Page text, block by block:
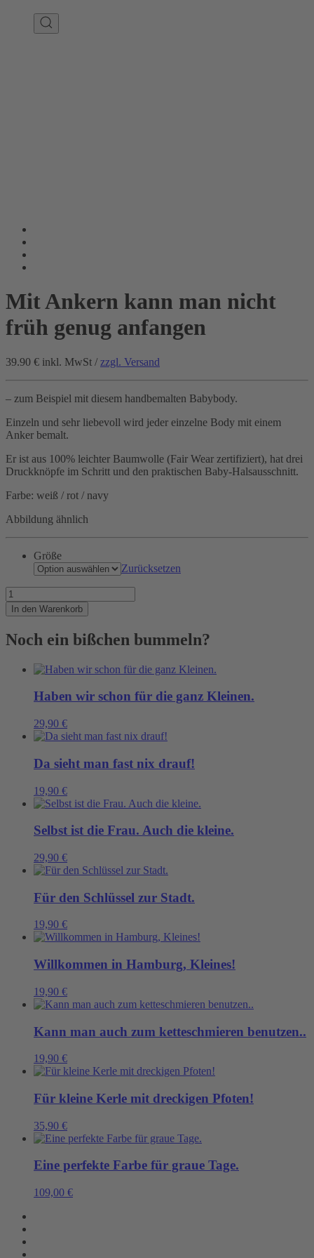
Mit Ankern kann man nicht
früh genug anfangen
39.90 € inkl. MwSt / zzgl. Versand
– zum Beispiel mit diesem handbemalten Babybody.
Einzeln und sehr liebevoll wird jeder einzelne Body mit einem
Anker bemalt.
Er ist aus 100% leichter Baumwolle (Fair Wear zertifiziert), hat drei
Druckknöpfe im Schritt und den praktischen Baby-Halsausschnitt.
Farbe: weiß / rot / navy
Abbildung ähnlich
Größe
Zurücksetzen
Mit
Ankern
kann
nicht
genug
Menge
In den Warenkorb
Noch ein bißchen bummeln?
Haben wir schon für die ganz Kleinen.
29,90 €
Da sieht man fast nix drauf!
19,90 €
Selbst ist die Frau. Auch die kleine.
29,90 €
Für den Schlüssel zur Stadt.
19,90 €
Willkommen in Hamburg, Kleines!
19,90 €
Kann man auch zum ketteschmieren benutzen..
19,90 €
Für kleine Kerle mit dreckigen Pfoten!
35,90 €
Eine perfekte Farbe für graue Tage.
109,00 €